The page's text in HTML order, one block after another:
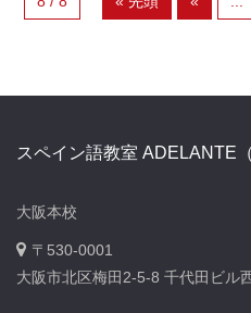
スペイン語教室 ADELANTE
大阪本校
〒530-0001
大阪市北区梅田2-5-8 千代田ビル